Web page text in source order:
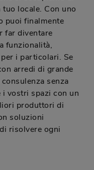
locale. Con uno
puoi finalmente
far diventare
funzionalità,
i particolari. Se
arredi di grande
senza
vostri spazi con un
produttori di
soluzioni
risolvere ogni